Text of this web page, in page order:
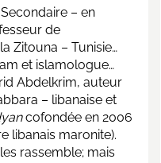
– en
de
Zitouna – Tunisie…
et islamologue…
Abdelkrim, auteur
– libanaise et
cofondée en 2006
libanais maronite).
rassemble; mais